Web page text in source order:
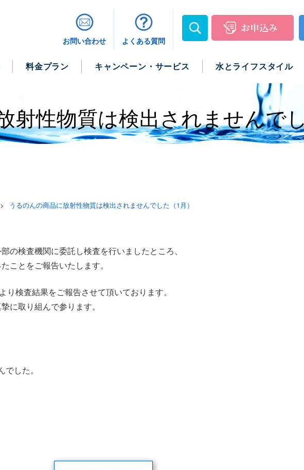
お問い合わせ よくある質問
料金プラン キャンペーン・サービス 水とライフスタイル
射性物質は検出されませんで
うるのんの商品に放射性物質は検出されませんでした（1月）
の検査機関に委託し検査を行いましたところ、
ことをご報告いたします。
検査結果をご報告させて頂いております。
に取り組んで参ります。
した。